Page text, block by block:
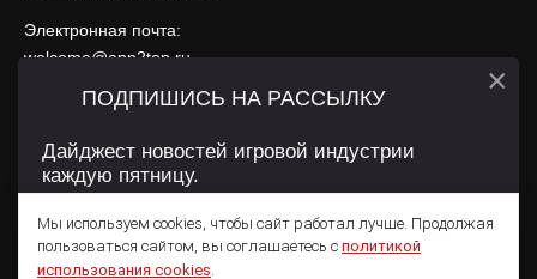
Электронная почта:
welcome@app2top.ru
При использовании материалов активная ссылка на
Сайт использует IP адреса, cookie, данные геолокации
использования содержатся вПолитике конфиденциальностии
Пользовательском соглашении .
Мы используем cookies, чтобы сайт работал лучше. Продолжая
пользоваться сайтом, вы соглашаетесь с политикой
использования cookies.
ПОДПИШИСЬ НА РАССЫЛКУ
Дайджест новостей игровой индустрии
каждую пятницу.
×